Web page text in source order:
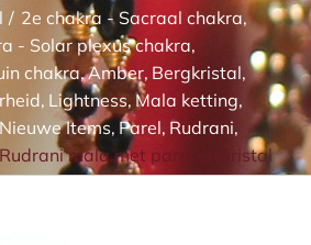
2e chakra - Sacraal chakra
- Solar plexus chakra
chakra Amber Bergkristal
Lightness Mala ketting
Nieuwe Items Parel Rudrani
Rudrani mala met parel en kristal